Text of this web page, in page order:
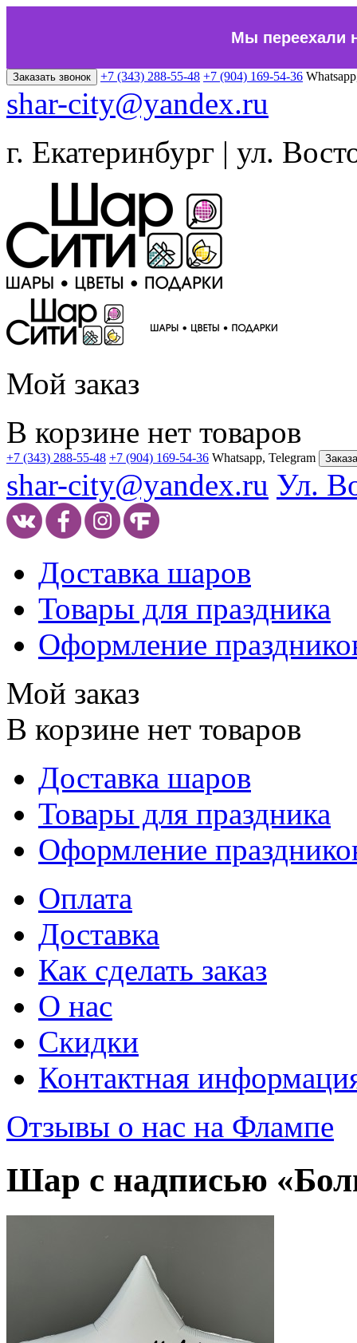
Мы переехали
Заказать звонок +7 (343) 288-55-48 +7 (904) 169-54-36
shar-city@yandex.ru
г. Екатеринбург | ул.
Мой заказ
В корзине нет товаров
+7 (343) 288-55-48 +7 (904) 169-54-36 Whatsapp, Telegram
shar-city@yandex.ru Ул.
Доставка шаров
Товары для праздника
Оформление
Мой заказ
В корзине нет товаров
Доставка шаров
Товары для праздника
Оформление
Оплата
Доставка
Как сделать заказ
О нас
Скидки
Контактная
Отзывы о нас на Флампе
Шар с надписью